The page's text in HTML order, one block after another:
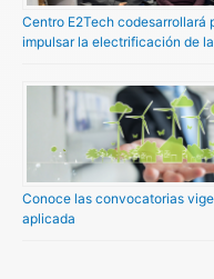
Centro E2Tech
impulsar la electrificación de
Conoce las convocatorias
aplicada